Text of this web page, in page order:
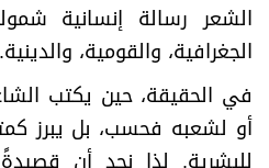
الشعر رسالة إنسانية
الجغرافية، والقومية، والدينية.
​في الحقيقة، حين يكتب
أو لشعبه فحسب، بل يبرز